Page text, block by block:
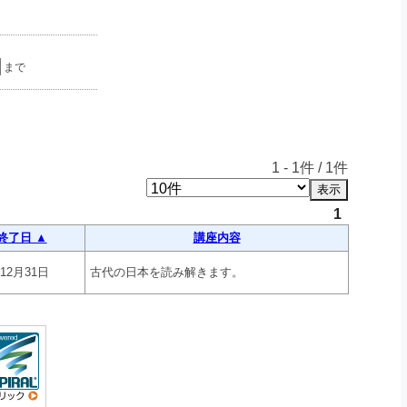
まで
1 - 1件 / 1件
1
了日 ▲ 講座内容
月31日 古代の日本を読み解きます。